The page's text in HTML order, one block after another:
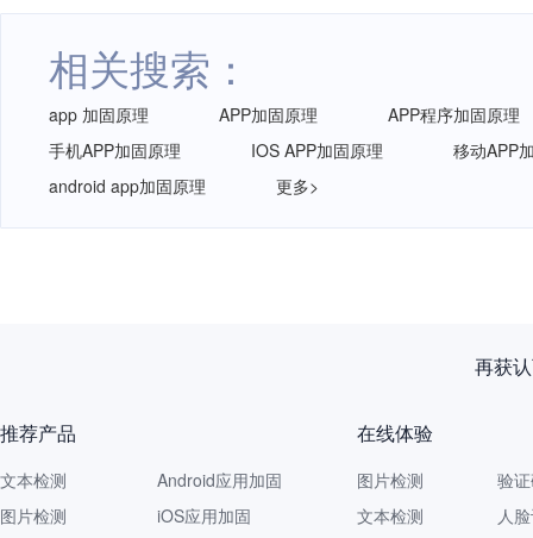
相关搜索：
app 加固原理 APP加固原理
APP程序加固原理
手机APP加固原理
IOS APP加固原理
移动APP
android app加固原理
更多>
再获
推荐产品
文本检测
图片检测
Android应用加固
iOS应用加固
在线体验
图片检测
文本检测
验
人